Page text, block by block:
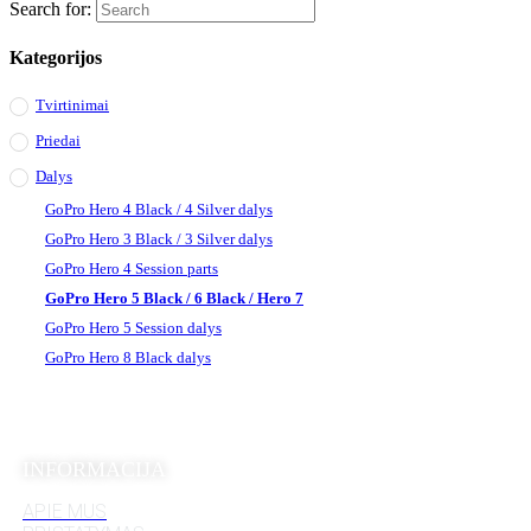
Search for:
Kategorijos
Tvirtinimai
Priedai
Dalys
GoPro Hero 4 Black / 4 Silver dalys
GoPro Hero 3 Black / 3 Silver dalys
GoPro Hero 4 Session parts
GoPro Hero 5 Black / 6 Black / Hero 7
GoPro Hero 5 Session dalys
GoPro Hero 8 Black dalys
APIE MUS